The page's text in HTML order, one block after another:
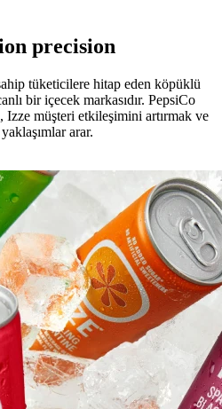
precision
tüketicilere hitap eden köpüklü
bir içecek markasıdır. PepsiCo
Izze müşteri etkileşimini artırmak ve
arar.